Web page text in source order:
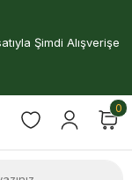
Şimdi Alışverişe
0